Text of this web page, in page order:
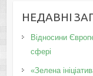
НЕДАВНІ
Відносини
сфері
«Зелена